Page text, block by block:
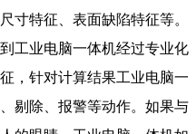
寸特征、表面缺陷特征等。
工业电脑一体机经过专业化
，针对计算结果工业电脑一
剔除、报警等动作。如果与